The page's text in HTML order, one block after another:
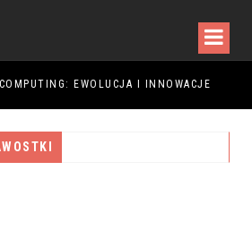
EWOLUCJA I INNOWACJE